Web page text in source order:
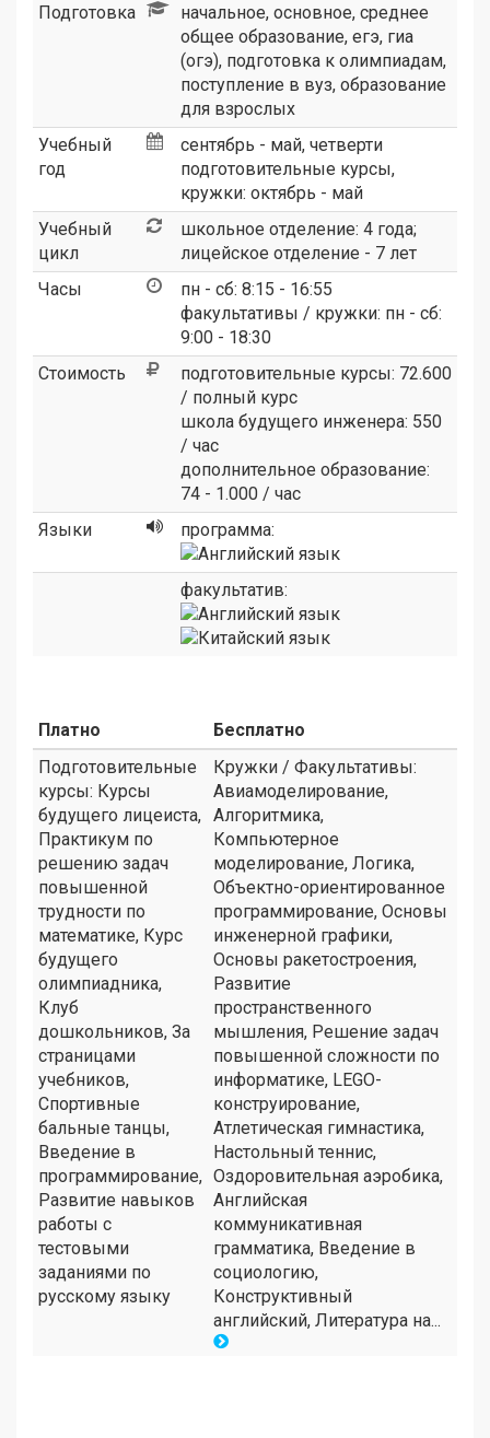
Подготовка
начальное, основное, среднее
общее образование, егэ, гиа
(огэ), подготовка к олимпиадам,
поступление в вуз, образование
для взрослых
Учебный
год
сентябрь - май, четверти
подготовительные курсы,
кружки: октябрь - май
Учебный
цикл
школьное отделение: 4 года;
лицейское отделение - 7 лет
Часы
пн - сб: 8:15 - 16:55
факультативы / кружки: пн - сб:
9:00 - 18:30
Стоимость
подготовительные курсы: 72.600
/ полный курс
школа будущего инженера: 550
/ час
дополнительное образование:
74 - 1.000 / час
Языки
программа:
факультатив:
Платно
Бесплатно
Подготовительные
курсы: Курсы
будущего лицеиста,
Практикум по
решению задач
повышенной
трудности по
математике, Курс
будущего
олимпиадника,
Клуб
дошкольников, За
страницами
учебников,
Спортивные
бальные танцы,
Введение в
программирование,
Развитие навыков
работы с
тестовыми
заданиями по
русскому языку
Кружки / Факультативы:
Авиамоделирование,
Алгоритмика,
Компьютерное
моделирование, Логика,
Объектно-ориентированное
программирование, Основы
инженерной графики,
Основы ракетостроения,
Развитие
пространственного
мышления, Решение задач
повышенной сложности по
информатике, LEGO-
конструирование,
Атлетическая гимнастика,
Настольный теннис,
Оздоровительная аэробика,
Английская
коммуникативная
грамматика, Введение в
социологию,
Конструктивный
английский, Литература на...